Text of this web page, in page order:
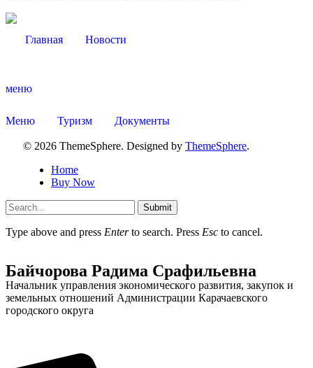
Главная Новости
меню
Меню Туризм Документы
© 2026 ThemeSphere. Designed by ThemeSphere.
Home
Buy Now
Submit
Type above and press Enterto search. Press Esc to cancel.
Байчорова Радима Срафильевна
Начальник управления экономического развития, закупок и
земельных отношений Администрации Карачаевского
городского округа